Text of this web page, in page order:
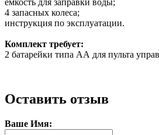
4 запасных колеса;
инструкция по эксплуатации.
Комплект требует:
2 батарейки типа АА для пульта
Оставить отзыв
Ваше Имя: